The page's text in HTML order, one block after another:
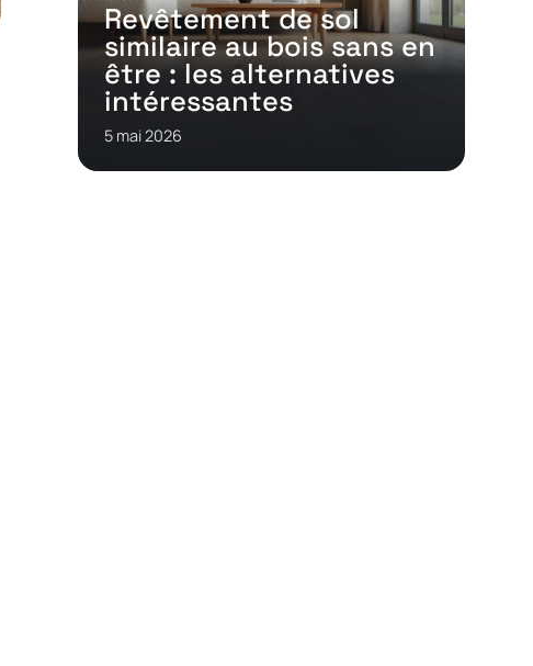
Revêtement de sol
similaire au bois sans en
être : les alternatives
intéressantes
5 mai 2026